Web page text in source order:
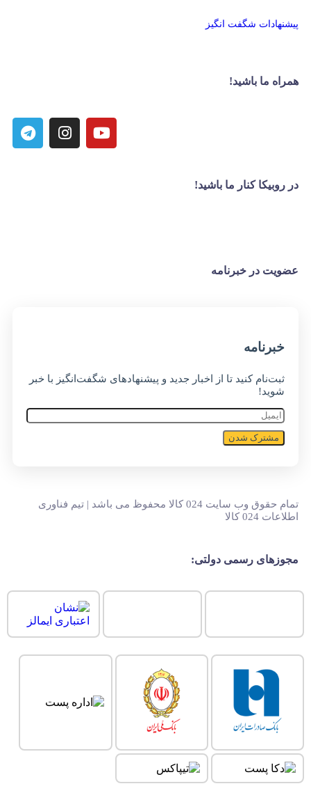
پیشنهادات شگفت انگیز
همراه ما باشید!
در روبیکا کنار ما باشید!
عضویت در خبرنامه
خبر‌نامه
ثبت‌نام کنید تا از اخبار جدید و پیشنهاد‌های شگفت‌انگیز با خبر
شوید!
مشترک شدن
تمام حقوق وب سایت 024 کالا محفوظ می باشد | تیم فناوری
اطلاعات 024 کالا
مجوزهای رسمی دولتی: